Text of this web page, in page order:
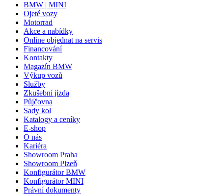
BMW | MINI
Ojeté vozy
Motorrad
Akce a nabídky
Online objednat na servis
Financování
Kontakty
Magazín BMW
Výkup vozů
Služby
Zkušební jízda
Půjčovna
Sady kol
Katalogy a ceníky
E-shop
O nás
Kariéra
Showroom Praha
Showroom Plzeň
Konfigurátor BMW
Konfigurátor MINI
Právní dokumenty